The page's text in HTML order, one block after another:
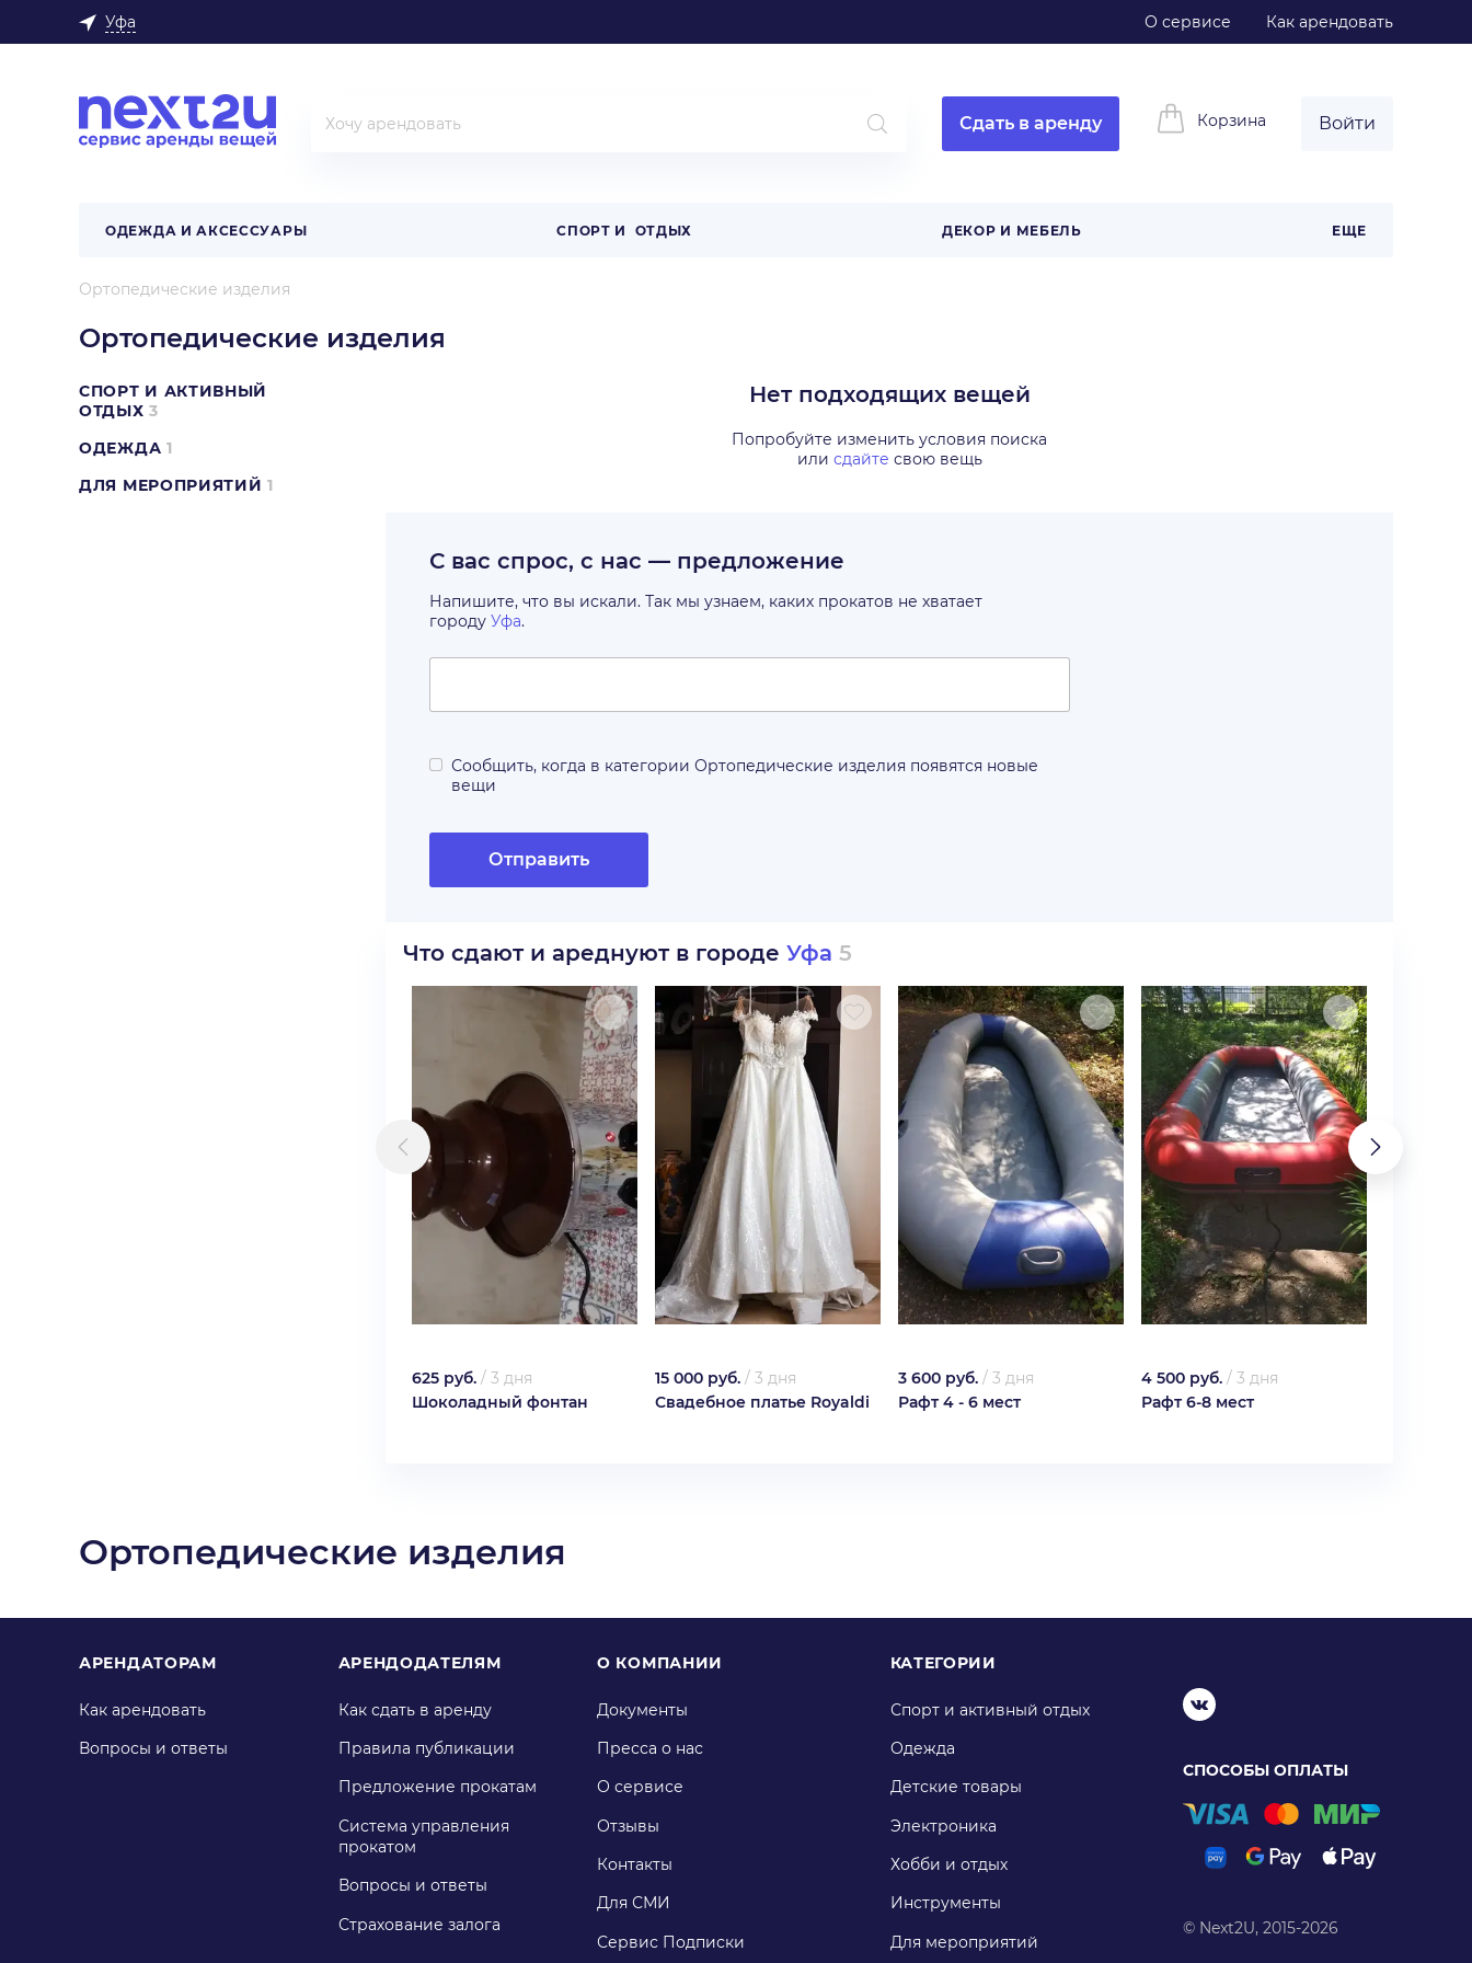
Уфа О сервисе Как арендовать
Сдать в аренду Корзина Войти
ОДЕЖДА И АКСЕССУАРЫ СПОРТ И ОТДЫХ ДЕКОР И МЕБЕЛЬ ЕЩЕ
Ортопедические изделия
Ортопедические изделия
СПОРТ И АКТИВНЫЙ
ОТДЫХ 3
ОДЕЖДА 1
ДЛЯ МЕРОПРИЯТИЙ 1
Нет подходящих вещей
Попробуйте изменить условия поиска
или сдайте свою вещь
С вас спрос, с нас — предложение
Напишите, что вы искали. Так мы узнаем, каких прокатов не хватает
городу Уфа.
Сообщить, когда в категории Ортопедические изделия появятся новые
вещи
Отправить
Что сдают и ареднуют в городе Уфа 5
625 руб. / 3 дня
Шоколадный фонтан
15 000 руб. / 3 дня
Свадебное платье Royaldi
3 600 руб. / 3 дня
Рафт 4 - 6 мест
4 500 руб. / 3 дня
Рафт 6-8 мест
Ортопедические изделия
АРЕНДАТОРАМ
Как арендовать
Вопросы и ответы
АРЕНДОДАТЕЛЯМ
Как сдать в аренду
Правила публикации
Предложение прокатам
Система управления
прокатом
Вопросы и ответы
Страхование залога
О КОМПАНИИ
Документы
Пресса о нас
О сервисе
Отзывы
Контакты
Для СМИ
Сервис Подписки
КАТЕГОРИИ
Спорт и активный отдых
Одежда
Детские товары
Электроника
Хобби и отдых
Инструменты
Для мероприятий
СПОСОБЫ ОПЛАТЫ
© Next2U, 2015-2026